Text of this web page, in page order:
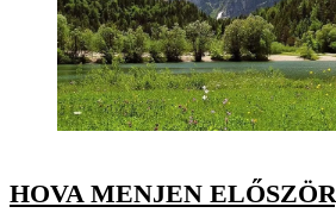
HOVA MENJEN